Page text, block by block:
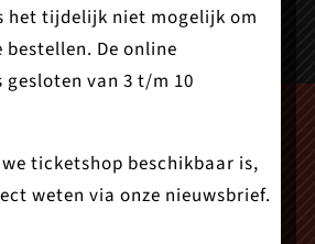
het tijdelijk niet mogelijk om
De online
van 3 t/m 10
ticketshop beschikbaar is,
weten via onze nieuwsbrief.